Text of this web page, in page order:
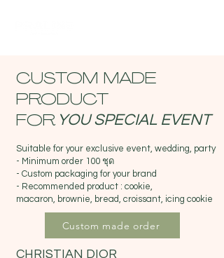
CUSTOM MADE
PRODUCT
FOR YOU SPECIAL EVENT
Suitable for your exclusive event, wedding, party
- Minimum order 100 ชุด
- Custom packaging for your brand
- Recommended product : cookie,
macaron, brownie, bread, croissant, icing cookie
Custom made order
CHRISTIAN DIOR